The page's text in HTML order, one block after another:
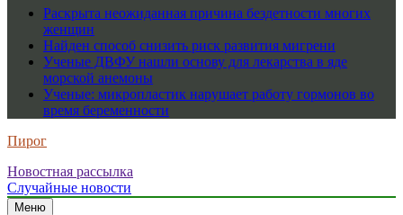
Раскрыта неожиданная причина бездетности многих
женщин
Найден способ снизить риск развития мигрени
Ученые ДВФУ нашли основу для лекарства в яде
морской анемоны
Ученые: микропластик нарушает работу гормонов во
время беременности
Пирог
Новостная рассылка
Случайные новости
Меню